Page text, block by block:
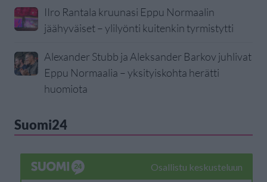
IIro Rantala kruunasi Eppu Normaalin
jäähyväiset – ylilyönti kuitenkin tyrmistytti
Alexander Stubb ja Aleksander Barkov juhlivat
Eppu Normaalia – yksityiskohta herätti
huomiota
Suomi24